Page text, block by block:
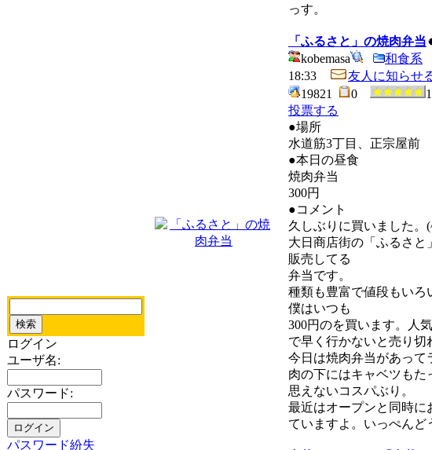
ログイン
ユーザ名:
パスワード:
パスワード紛失
っす。
「ふるさと」の焼肉弁当
kobemasa
和食系
18:33
友人に知らせ
19821
0
投票する
●場所
水道筋3丁目、正宗屋前
●本日の昼食
焼肉弁当
300円
●コメント
久しぶりに買いました。
大日商店街の「ふるさと
販売してる
弁当です。
種類も豊富で値段もいろ
僕はいつも
300円のを買います。人
で早く行かないと売り切
今日は焼肉弁当があって
肉の下にはキャベツもた
思えないコスパぶり。
最近はオープンと同時に
ていますよ。いっぺんど